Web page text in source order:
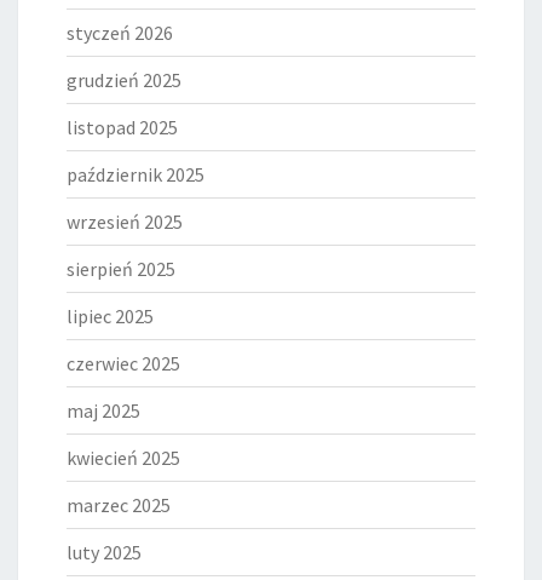
styczeń 2026
grudzień 2025
listopad 2025
październik 2025
wrzesień 2025
sierpień 2025
lipiec 2025
czerwiec 2025
maj 2025
kwiecień 2025
marzec 2025
luty 2025